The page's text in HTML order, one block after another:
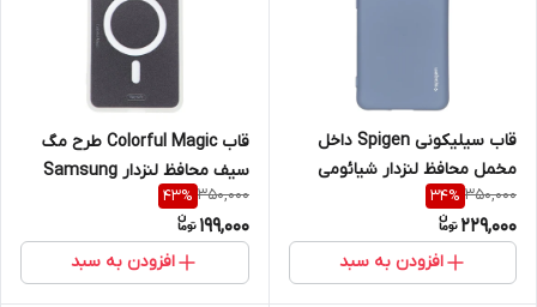
قاب سیلیکونی Spigen داخل
مخمل محافظ لنزدار شیائومی
Xiaomi Redmi Note 15
350,000
34%
229,000
افزودن به سبد
قاب Colorful Magic طرح مگ
سیف محافظ لنزدار Samsung
Galaxy S21 FE
350,000
43%
199,000
افزودن به سبد